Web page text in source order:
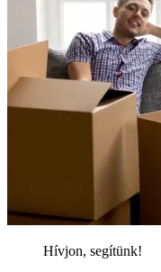
Hívjon, segítünk!